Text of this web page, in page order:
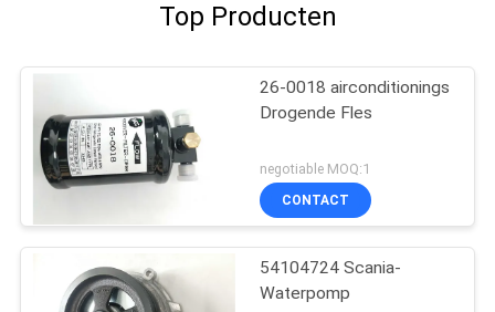
Top Producten
26-0018 airconditionings
Drogende Fles
negotiable MOQ:1
CONTACT
54104724 Scania-
Waterpomp